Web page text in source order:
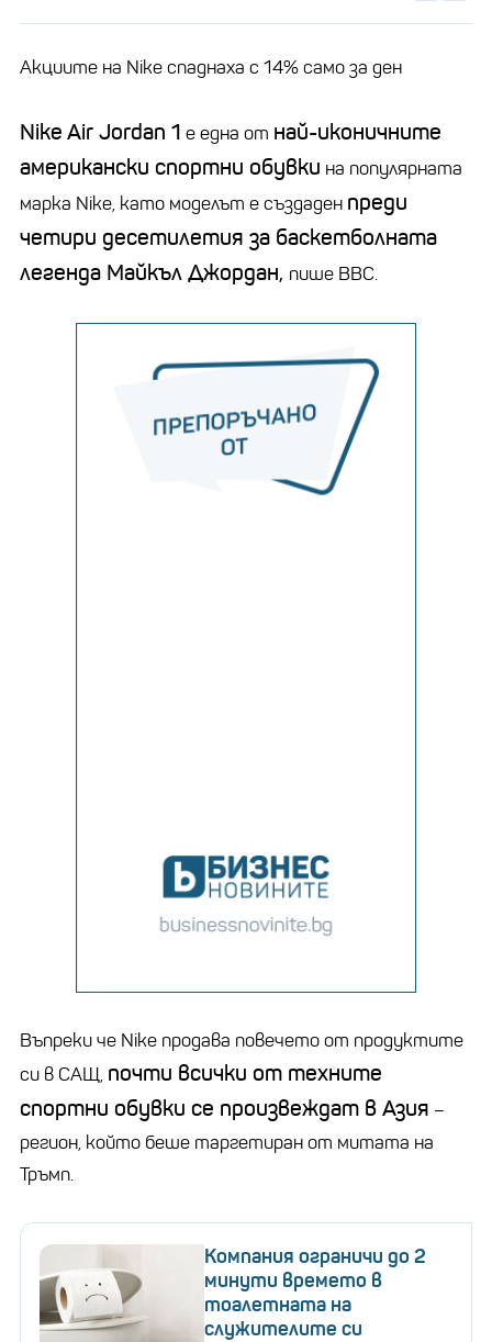
Акциите на Nike спаднаха с 14% само за ден
Nike Air Jordan 1 е една от най-иконичните
американски спортни обувки на популярната
марка Nike, като моделът е създаден преди
четири десетилетия за баскетболната
легенда Майкъл Джордан, пише BBC.
Въпреки че Nike продава повечето от продуктите
си в САЩ, почти всички от техните
спортни обувки се произвеждат в Азия –
регион, който беше таргетиран от митата на
Тръмп.
Компания ограничи до 2
минути времето в
тоалетната на
служителите си